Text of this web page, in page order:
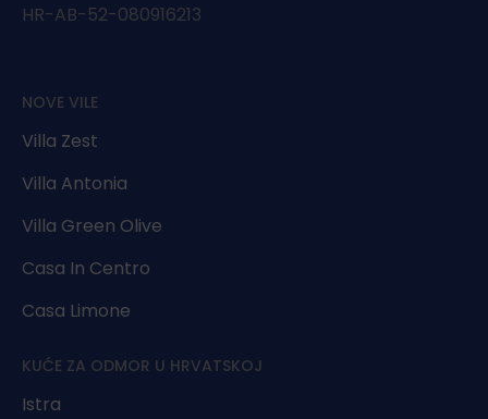
HR-AB-52-080916213
NOVE VILE
Villa Zest
Villa Antonia
Villa Green Olive
Casa In Centro
Casa Limone
KUĆE ZA ODMOR U HRVATSKOJ
Istra